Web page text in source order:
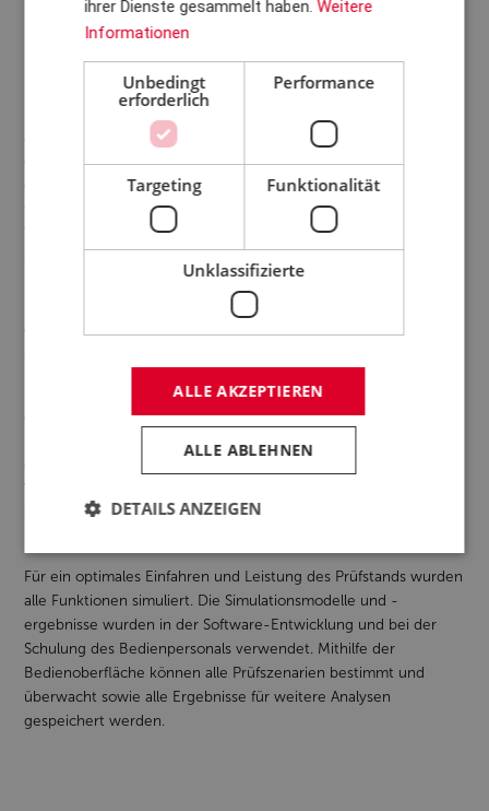
Der Prüfstand wurde für Hochbeschleunigte
Lebensdauerprüfungen (HALT) von Windkraftanlagen entwickelt
und verfügt über ein hydraulisches Prüflastgerät, das den
aussetzen kann. Darüber hinaus können der Antriebsmotor und
der Antriebsstrang mit einem Drehmoment von 14,5 MNm auf
den Prüfkörper wirken. Das hydraulische Prüflastgerät
funktioniert als Windsimulator und kann die Reaktionen des
Windes an der Hauptachse des Prüfkörpers mithilfe von drei
handelt es sich bei dem Prüfstand um einen mechanischen,
Das Fundament des Prüfstands ist ein Stahlbetonfundament mit
einem Volumen von ca. 1.500 m³. Für das Fundament sind 107
Betonpfeiler erforderlich, die 16 Meter tief in den Boden
Tonnen Stahlbleche zur Fixierung der Prüfkörper und 300
Stahlstangen, um die Lasten vom Prüfstand auf die Prüfkörper zu
Für ein optimales Einfahren und Leistung des Prüfstands wurden
alle Funktionen simuliert. Die Simulationsmodelle und -
ergebnisse wurden in der Software-Entwicklung und bei der
Schulung des Bedienpersonals verwendet. Mithilfe der
Bedienoberfläche können alle Prüfszenarien bestimmt und
überwacht sowie alle Ergebnisse für weitere Analysen
gespeichert werden.
ihrer Dienste gesammelt haben. Weitere
Informationen
Unbedingt
erforderlich
Performance
Targeting Funktionalität
Unklassifizierte
ALLE AKZEPTIEREN
ALLE ABLEHNEN
DETAILS ANZEIGEN